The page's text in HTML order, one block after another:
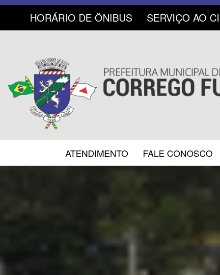
HORÁRIO DE ÔNIBUS SERVIÇO AO
ATENDIMENTO FALE CONOSCO